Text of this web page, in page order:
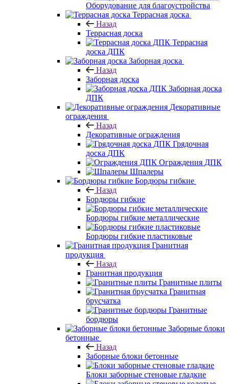
Оборудование для благоустройства
Террасная доска
Назад
Террасная доска
Террасная
доска ДПК
Заборная доска
Назад
Заборная доска
Заборная доска
ДПК
Декоративные
ограждения
Назад
Декоративные ограждения
Грядочная
доска ДПК
Ограждения ДПК
Шпалеры
Бордюры гибкие
Назад
Бордюры гибкие
Бордюры гибкие металлические
Бордюры гибкие пластиковые
Гранитная
продукция
Назад
Гранитная продукция
Гранитные плиты
Гранитная
брусчатка
Гранитные
бордюры
Заборные блоки
бетонные
Назад
Заборные блоки бетонные
Блоки заборные стеновые гладкие